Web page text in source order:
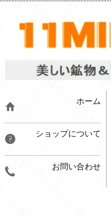
ホーム
ショップについて
お問い合わせ